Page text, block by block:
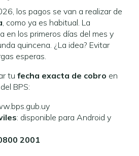
los pagos se van a realizar de
, como ya es habitual. La
en los primeros días del mes y
quincena. ¿La idea? Evitar
esperas.
tu fecha exacta de cobro en
BPS:
: disponible para Android y
2001